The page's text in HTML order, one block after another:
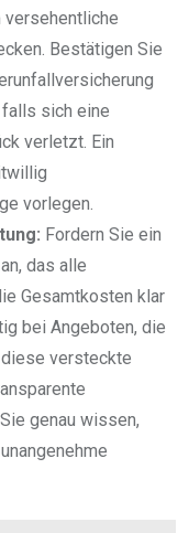
versehentliche
Bestätigen Sie
falls sich eine
verletzt. Ein
vorlegen.
Fordern Sie ein
das alle
Gesamtkosten klar
bei Angeboten, die
diese versteckte
genau wissen,